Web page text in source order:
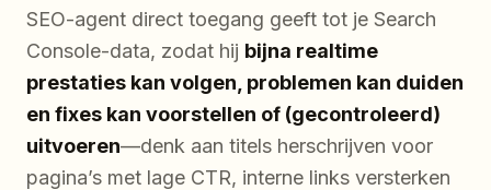
SEO-agent direct toegang geeft tot je Search
Console-data, zodat hij bijna realtime
prestaties kan volgen, problemen kan duiden
en fixes kan voorstellen of (gecontroleerd)
uitvoeren—denk aan titels herschrijven voor
pagina’s met lage CTR, interne links versterken